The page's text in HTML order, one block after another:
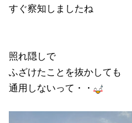
すぐ察知しましたね
照れ隠しで
ふざけたことを抜かしても
通用しないって・・